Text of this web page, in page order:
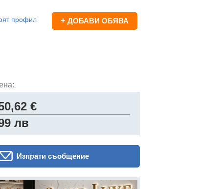
профил + ДОБАВИ ОБЯВА
€
лв
Изпрати съобщение